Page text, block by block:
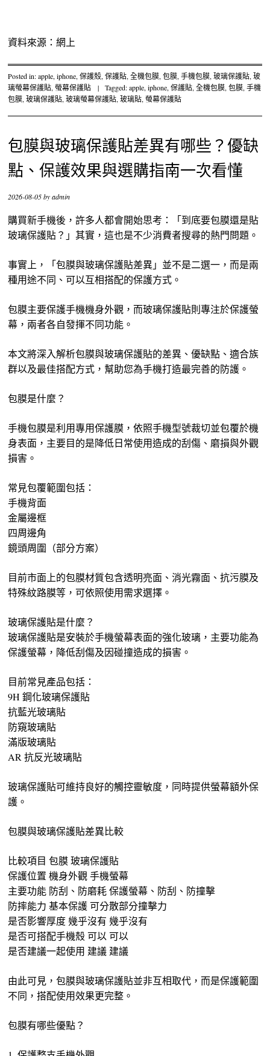
資料來源：網上
Posted in:apple,iphone,保護殼,保護貼,全機包膜,包膜,手機包膜,玻璃保護貼,玻
璃螢幕保護貼,螢幕保護貼 | Tagged:apple,iphone,保護貼,全機包膜,包膜,手機
包膜,玻璃保護貼,玻璃螢幕保護貼,玻璃貼,螢幕保護貼
包膜與玻璃保護貼差異有哪些？優缺
點、保護效果與選購指南一次看懂
2026-08-05byadmin
購買新手機後，許多人都會開始思考：「到底要包膜還是貼
玻璃保護貼？」其實，這也是不少消費者搜尋的熱門問題。
事實上，「包膜與玻璃保護貼差異」並不是二選一，而是兩
種用途不同、可以互相搭配的保護方式。
包膜主要保護手機機身外觀，而玻璃保護貼則專注於保護螢
幕，兩者各自發揮不同功能。
本文將深入解析包膜與玻璃保護貼的差異、優缺點、適合族
群以及最佳搭配方式，幫助您為手機打造最完善的防護。
包膜是什麼？
手機包膜是利用專用保護膜，依照手機型號裁切並包覆於機
身表面，主要目的是降低日常使用造成的刮傷、磨損與外觀
損害。
常見包覆範圍包括：
手機背面
金屬邊框
四周邊角
鏡頭周圍（部分方案）
目前市面上的包膜材質包含透明亮面、消光霧面、抗污膜及
特殊紋路膜等，可依照使用需求選擇。
玻璃保護貼是什麼？
玻璃保護貼是安裝於手機螢幕表面的強化玻璃，主要功能為
保護螢幕，降低刮傷及因碰撞造成的損害。
目前常見產品包括：
9H 鋼化玻璃保護貼
抗藍光玻璃貼
防窺玻璃貼
滿版玻璃貼
AR 抗反光玻璃貼
玻璃保護貼可維持良好的觸控靈敏度，同時提供螢幕額外保
護。
包膜與玻璃保護貼差異比較
比較項目 包膜 玻璃保護貼
保護位置 機身外觀 手機螢幕
主要功能 防刮、防磨耗 保護螢幕、防刮、防撞擊
防摔能力 基本保護 可分散部分撞擊力
是否影響厚度 幾乎沒有 幾乎沒有
是否可搭配手機殼 可以 可以
是否建議一起使用 建議 建議
由此可見，包膜與玻璃保護貼並非互相取代，而是保護範圍
不同，搭配使用效果更完整。
包膜有哪些優點？